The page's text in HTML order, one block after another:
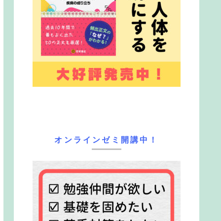
オンラインゼミ開講中！